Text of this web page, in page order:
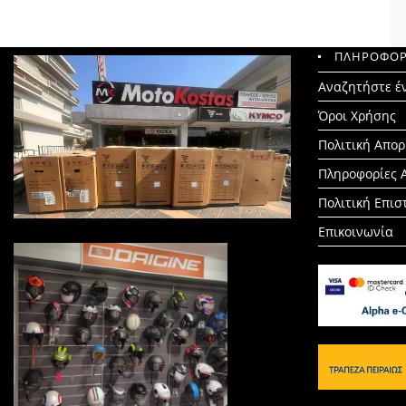
Αναζητήστε
Search
for:
Όροι Χρήσης
Πολιτική
Πληροφορίες
Πολιτική
Επικοινωνία